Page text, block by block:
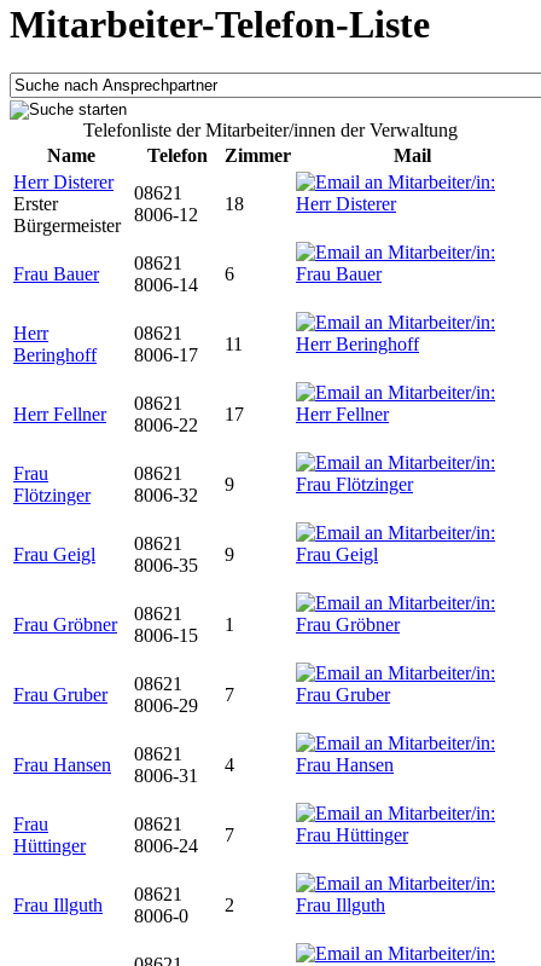
Mitarbeiter-Telefon-Liste
Telefonliste der Mitarbeiter/innen der Verwaltung
Name
Telefon Zimmer
Mail
Herr Disterer
Erster
Bürgermeister
08621
8006-12
18
Frau Bauer
08621
8006-14
6
Herr
Beringhoff
08621
8006-17
11
Herr Fellner
08621
8006-22
17
Frau
Flötzinger
08621
8006-32
9
Frau Geigl
08621
8006-35
9
Frau Gröbner
08621
8006-15
1
Frau Gruber
08621
8006-29
7
Frau Hansen
08621
8006-31
4
Frau
Hüttinger
08621
8006-24
7
Frau Illguth
08621
8006-0
2